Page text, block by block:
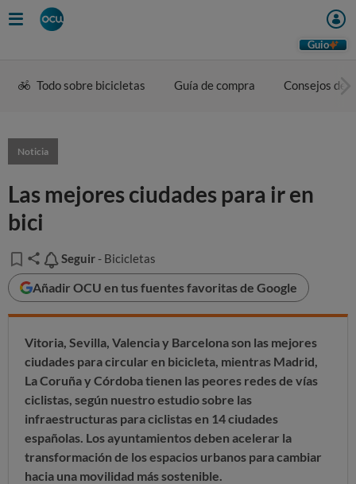
Guio
Todo sobre bicicletas Guía de compra Consejos de
Noticia
Las mejores ciudades para ir en
bici
Seguir
Seguir - Bicicletas
Añadir OCU en tus fuentes favoritas de Google
Vitoria, Sevilla, Valencia y Barcelona son las mejores
ciudades para circular en bicicleta, mientras Madrid,
La Coruña y Córdoba tienen las peores redes de vías
ciclistas, según nuestro estudio sobre las
infraestructuras para ciclistas en 14 ciudades
españolas. Los ayuntamientos deben acelerar la
transformación de los espacios urbanos para cambiar
hacia una movilidad más sostenible.